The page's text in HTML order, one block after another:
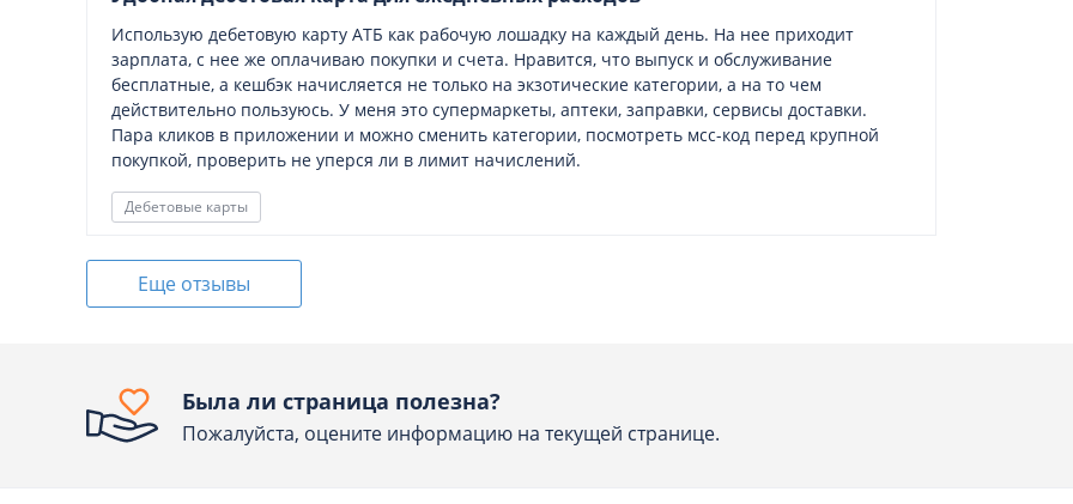
Использую дебетовую карту АТБ как рабочую лошадку на каждый день. На нее приходит
зарплата, с нее же оплачиваю покупки и счета. Нравится, что выпуск и обслуживание
бесплатные, а кешбэк начисляется не только на экзотические категории, а на то чем
действительно пользуюсь. У меня это супермаркеты, аптеки, заправки, сервисы доставки.
Пара кликов в приложении и можно сменить категории, посмотреть мсс-код перед крупной
покупкой, проверить не уперся ли в лимит начислений.
Дебетовые карты
Еще отзывы
Была ли страница полезна?
Пожалуйста, оцените информацию на текущей странице.